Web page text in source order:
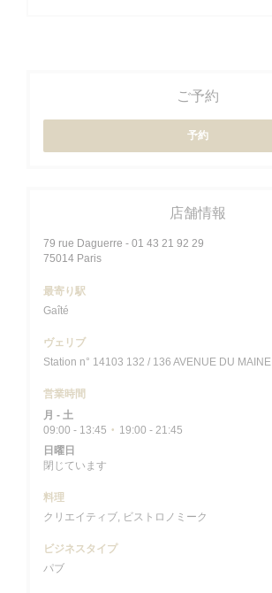
ご予約
予約
店舗情報
79 rue Daguerre - 01 43 21 92 29
75014 Paris((新しいウィンドウで開きます))
最寄り駅
Gaîté
ヴェリブ
Station n° 14103 132 / 136 AVENUE DU MAINE
営業時間
月 - 土
09:00 - 13:45 •
19:00 - 21:45
日曜日
閉じています
料理
クリエイティブ, ビストロノミーク
ビジネスタイプ
パブ